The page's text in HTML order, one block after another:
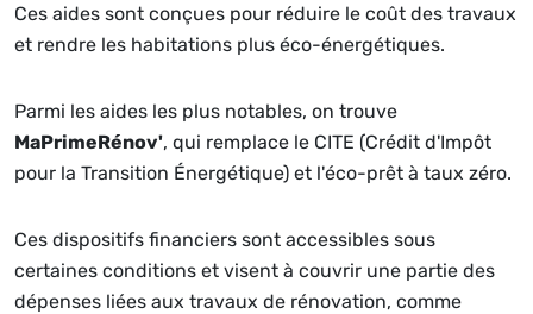
Ces aides sont conçues pour réduire le coût des travaux
et rendre les habitations plus éco-énergétiques.
Parmi les aides les plus notables, on trouve
MaPrimeRénov', qui remplace le CITE (Crédit d'Impôt
pour la Transition Énergétique) et l'éco-prêt à taux zéro.
Ces dispositifs financiers sont accessibles sous
certaines conditions et visent à couvrir une partie des
dépenses liées aux travaux de rénovation, comme